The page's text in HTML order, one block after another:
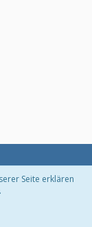
Seite erklären